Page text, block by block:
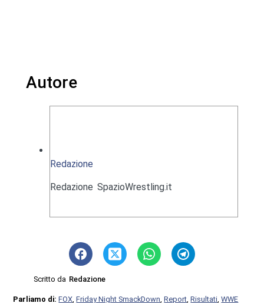
Autore
Redazione
Redazione SpazioWrestling.it
Scritto da Redazione
Parliamo di:FOX ,Friday Night SmackDown ,Report ,Risultati ,WWE